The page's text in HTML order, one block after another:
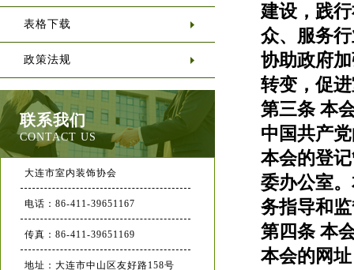
表格下载
政策法规
联系我们
CONTACT US
大连市室内装饰协会
电话：86-411-39651167
传真：86-411-39651169
地址：大连市中山区友好路158号
建设，践
众、服务
协助政府
转变，促
第三条 本
中国共产
本会的登
委办公室
务指导和
第四条 本
本会的网